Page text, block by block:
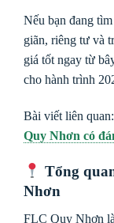
Nếu bạn đang
giãn, riêng tư và
giá tốt ngay từ
cho hành trình
Bài viết liên quan:
Quy Nhơn có
Tổng
Nhơn
FLC Quy Nhơn